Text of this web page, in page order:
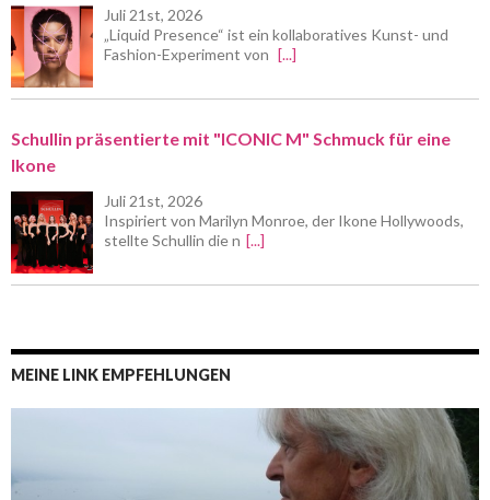
Juli 21st, 2026
„Liquid Presence“ ist ein kollaboratives Kunst- und
Fashion-Experiment von
[...]
Schullin präsentierte mit "ICONIC M" Schmuck für eine
Ikone
Juli 21st, 2026
Inspiriert von Marilyn Monroe, der Ikone Hollywoods,
stellte Schullin die n [...]
MEINE LINK EMPFEHLUNGEN